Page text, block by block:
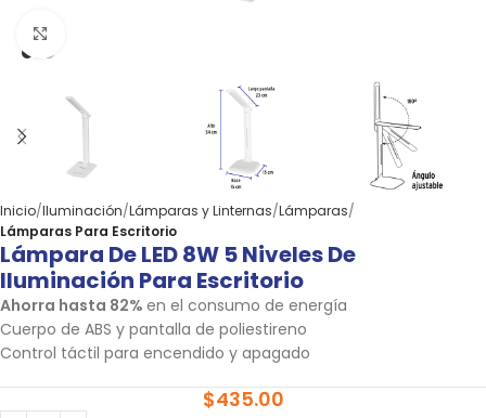
Inicio Iluminación Lámparas y Linternas Lámparas
Lámparas Para Escritorio
Lámpara De LED 8W 5 Niveles De
Iluminación Para Escritorio
Ahorra hasta 82% en el consumo de energía
Cuerpo de ABS y pantalla de poliestireno
Control táctil para encendido y apagado
$435.00